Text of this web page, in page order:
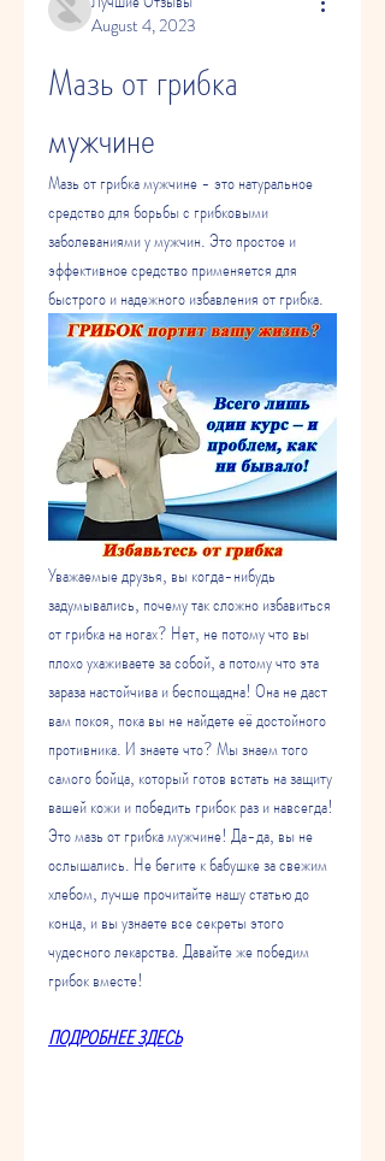
August 4, 2023
Мазь от грибка
мужчине
Мазь от грибка мужчине - это натуральное
средство для борьбы с грибковыми
заболеваниями у мужчин. Это простое и
эффективное средство применяется для
быстрого и надежного избавления от грибка.
Уважаемые друзья, вы когда-нибудь
задумывались, почему так сложно избавиться
от грибка на ногах? Нет, не потому что вы
плохо ухаживаете за собой, а потому что эта
зараза настойчива и беспощадна! Она не даст
вам покоя, пока вы не найдете её достойного
противника. И знаете что? Мы знаем того
самого бойца, который готов встать на защиту
вашей кожи и победить грибок раз и навсегда!
Это мазь от грибка мужчине! Да-да, вы не
ослышались. Не бегите к бабушке за свежим
хлебом, лучше прочитайте нашу статью до
конца, и вы узнаете все секреты этого
чудесного лекарства. Давайте же победим
грибок вместе!
ПОДРОБНЕЕ ЗДЕСЬ